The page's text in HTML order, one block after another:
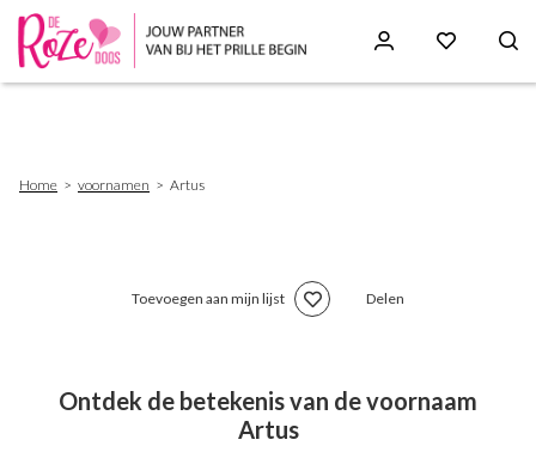
Home voornamen Artus
Toevoegen aan mijn lijst Delen
Ontdek de betekenis van de voornaam
Artus